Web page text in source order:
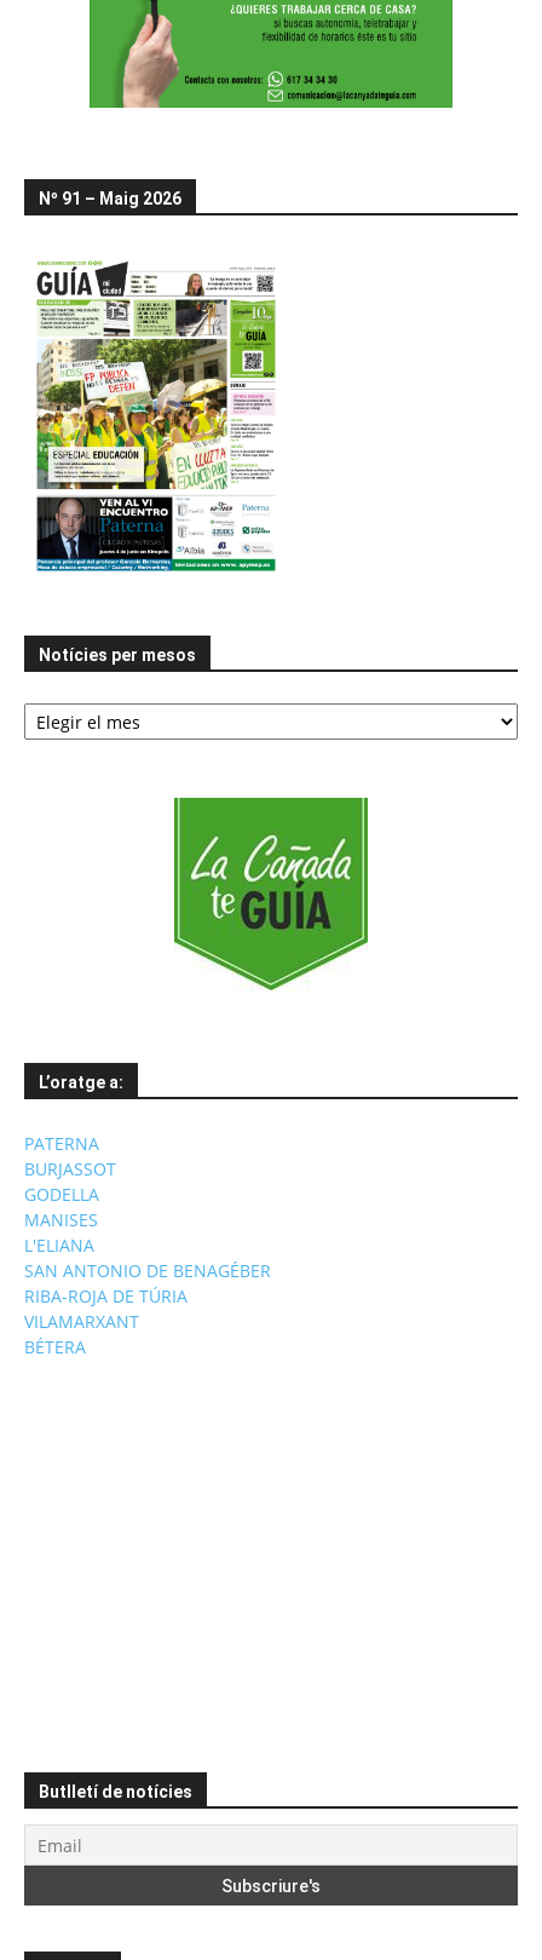
Nº 91 – Maig 2026
Notícies per mesos
Notícies
per
L’oratge a:
PATERNA
BURJASSOT
GODELLA
MANISES
L'ELIANA
SAN ANTONIO DE BENAGÉBER
RIBA-ROJA DE TÚRIA
VILAMARXANT
BÉTERA
Butlletí de notícies